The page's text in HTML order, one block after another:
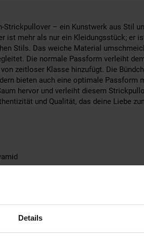
Details
– ein Kunstwerk aus Stil
mehr als nur ein Kleidungsstück; er
Stils. Das weiche Material
Die normale Passform verleiht
zeitloser Klasse hinzufügt. Die
bieten auch eine optimale Passform
hervor und verleiht diesem
und Qualität, das deine Liebe